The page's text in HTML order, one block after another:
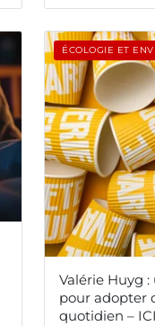
ÉCOLOGIE ET
Valérie Huyg
pour adopter
quotidien – ICI